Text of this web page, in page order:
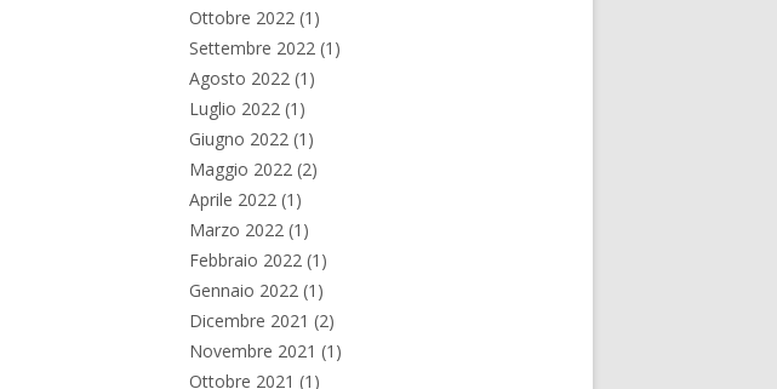
Ottobre 2022 (1)
Settembre 2022 (1)
Agosto 2022 (1)
Luglio 2022 (1)
Giugno 2022 (1)
Maggio 2022 (2)
Aprile 2022 (1)
Marzo 2022 (1)
Febbraio 2022 (1)
Gennaio 2022 (1)
Dicembre 2021 (2)
Novembre 2021 (1)
Ottobre 2021 (1)